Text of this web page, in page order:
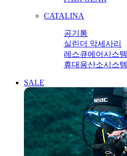
CATALINA
공기통
실린더 악세사리
레스큐에어시스템
휴대용산소시스템
SALE